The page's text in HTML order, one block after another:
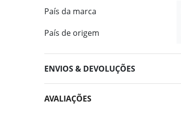
País da marca
País de origem
ENVIOS & DEVOLUÇÕES
AVALIAÇÕES